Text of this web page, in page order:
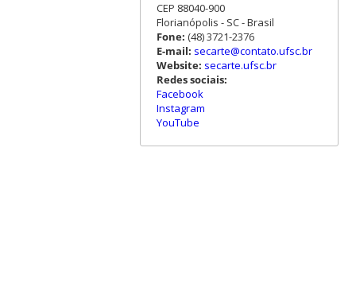
CEP 88040-900
Florianópolis - SC - Brasil
Fone: (48) 3721-2376
E-mail: secarte@contato.ufsc.br
Website: secarte.ufsc.br
Redes sociais:
Facebook
Instagram
YouTube